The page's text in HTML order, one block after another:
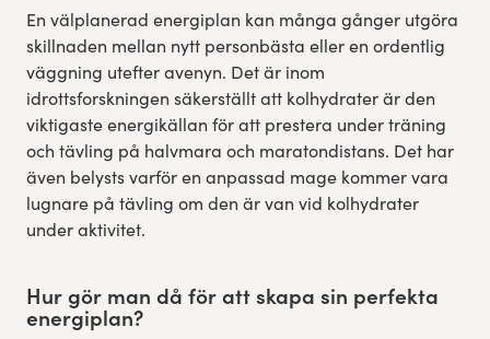
En välplanerad energiplan kan många gånger utgöra
skillnaden mellan nytt personbästa eller en ordentlig
väggning utefter avenyn. Det är inom
idrottsforskningen säkerställt att kolhydrater är den
viktigaste energikällan för att prestera under träning
och tävling på halvmara och maratondistans. Det har
även belysts varför en anpassad mage kommer vara
lugnare på tävling om den är van vid kolhydrater
under aktivitet.
Hur gör man då för att skapa sin perfekta
energiplan?